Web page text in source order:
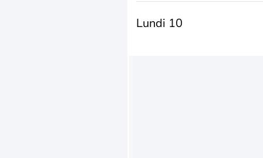
Lundi 10